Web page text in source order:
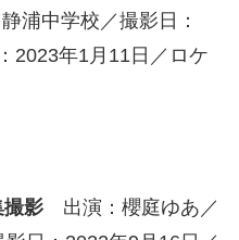
浦中学校／撮影日：
2023年1月11日／ロケ
撮影出演：櫻庭ゆあ／